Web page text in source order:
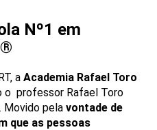
Nº1 em
a Academia Rafael Toro
o professor Rafael Toro
Movido pela vontade de
que as pessoas